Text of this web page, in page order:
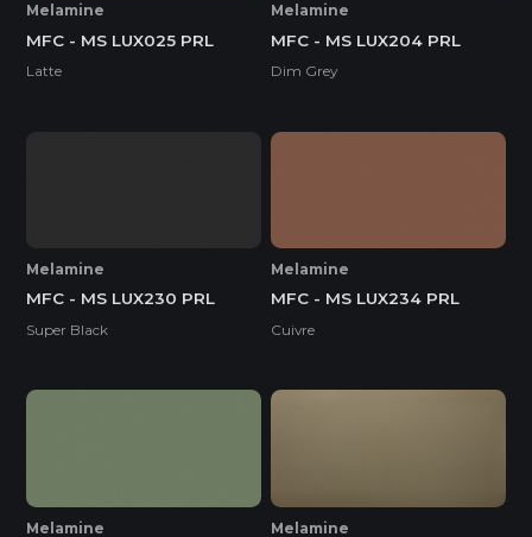
Melamine
MFC - MS LUX025 PRL
Latte
Melamine
MFC - MS LUX204 PRL
Dim Grey
Melamine
MFC - MS LUX230 PRL
Super Black
Melamine
MFC - MS LUX234 PRL
Cuivre
Melamine Melamine